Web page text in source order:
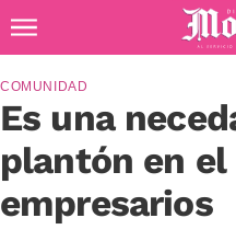
Diario de Morelos
Es una
plantón en el
empresarios
COMUNIDAD